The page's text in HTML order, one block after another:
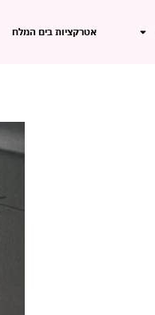
אטרקציות בים המלח